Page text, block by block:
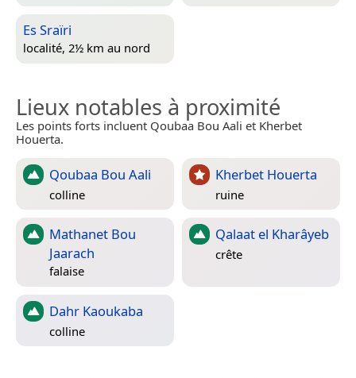
Es Sraïri
localité, 2½ km au nord
Lieux notables à proximité
Les points forts incluent Qoubaa Bou Aali et Kherbet
Houerta.
Qoubaa Bou Aali
colline
Kherbet Houerta
ruine
Mathanet Bou
Jaarach
falaise
Qalaat el Kharâyeb
crête
Dahr Kaoukaba
colline